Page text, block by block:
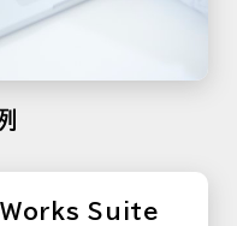
Works Suite